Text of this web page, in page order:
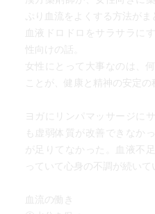
ぷり血流をよくする方法がま
血液ドロドロをサラサラに
性向けの話。
女性にとって大事なのは、
ことが、健康と精神の安定の
ヨガにリンパマッサージに
も虚弱体質が改善できなか
が足りてなかった。血液不
っていて心身の不調が続いて
血流の働き